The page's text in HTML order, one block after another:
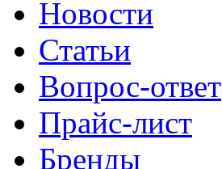
Новости
Статьи
Вопрос-ответ
Прайс-лист
Бренды